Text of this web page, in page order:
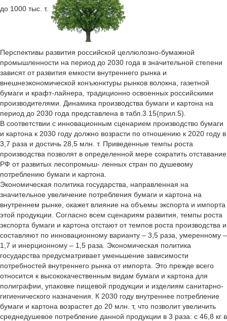
до 1000 тыс. т.
Перспективы развития российской целлюлозно-бумажной
промышленности на период до 2030 года в значительной степени
зависят от развития емкости внутреннего рынка и
внешнеэкономической конъюнктуры рынков волокна, газетной
бумаги и крафт-лайнера, традиционно освоенных российскими
производителями. Динамика производства бумаги и картона на
период до 2030 года представлена в табл.3.15(прил.5).
В соответствии с инновационным сценарием производство бумаги
и картона к 2030 году должно возрасти по отношению к 2020 году в
3,7 раза и достичь 28,5 млн. т. Приведенные темпы роста
производства позволят в определенной мере сократить отставание
РФ от развитых лесопромыш- ленных стран по душевому
потреблению бумаги и картона.
Экономическая политика государства, направленная на
значительное увеличение потребления бумаги и картона на
внутреннем рынке, окажет влияние на объемы экспорта и импорта
этой продукции. Согласно всем сценариям развития, темпы роста
экспорта бумаги и картона отстают от темпов роста производства и
составляют по инновационному варианту – 3,5 раза, умеренному –
1,7 и инерционному – 1,5 раза. Экономическая политика
государства предусматривает уменьшение зависимости
потребностей внутреннего рынка от импорта. Это прежде всего
относится к высококачественным видам бумаги и картона для
полиграфии, упаковке пищевой продукции и изделиям санитарно-
гигиенического назначения. К 2030 году внутреннее потребление
бумаги и картона возрастет до 20 млн. т, что позволит увеличить
среднедушевое потребление данной продукции в 3 раза: с 46,8 кг в